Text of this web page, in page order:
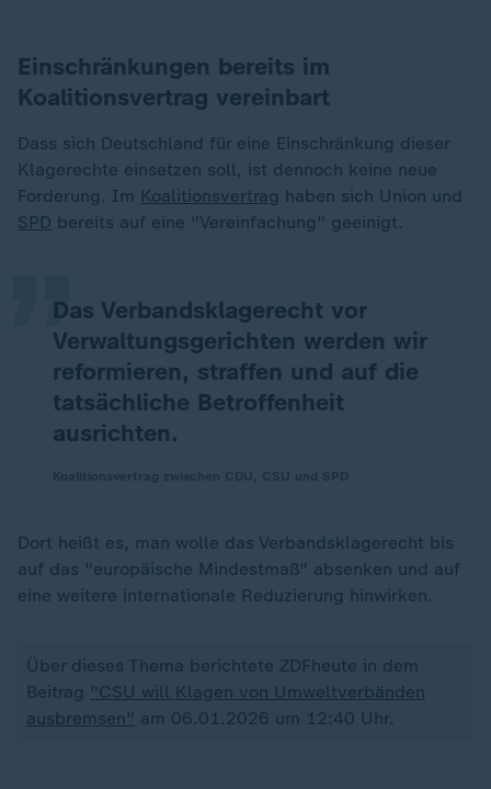
Einschränkungen bereits im
Koalitionsvertrag vereinbart
Dass sich Deutschland für eine Einschränkung dieser
Klagerechte einsetzen soll, ist dennoch keine neue
Forderung. Im Koalitionsvertrag haben sich Union und
SPD bereits auf eine "Vereinfachung" geeinigt.
Das Verbandsklagerecht vor
Verwaltungsgerichten werden wir
reformieren, straffen und auf die
tatsächliche Betroffenheit
ausrichten.
„
Dort heißt es, man wolle das Verbandsklagerecht bis
auf das "europäische Mindestmaß" absenken und auf
eine weitere internationale Reduzierung hinwirken.
Über dieses Thema berichtete ZDFheute in dem
Beitrag "CSU will Klagen von Umweltverbänden
ausbremsen" am 06.01.2026 um 12:40 Uhr.